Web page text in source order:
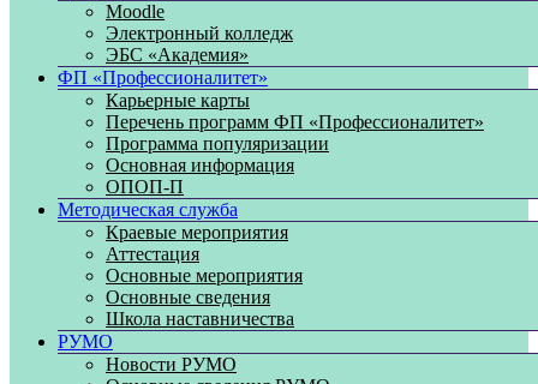
Moodle
Электронный колледж
ЭБС «Академия»
ФП «Профессионалитет»
Карьерные карты
Перечень программ ФП «Профессионалитет»
Программа популяризации
Основная информация
ОПОП-П
Методическая служба
Краевые мероприятия
Аттестация
Основные мероприятия
Основные сведения
Школа наставничества
РУМО
Новости РУМО